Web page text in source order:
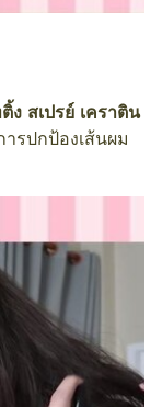
ง สเปรย์ เคราติน
ารปกป้องเส้นผม